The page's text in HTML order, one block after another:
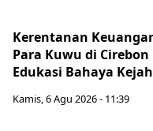
Kerentanan
Para Kuwu di
Edukasi Bahaya
Kamis, 6 Agu 2026 - 11:39